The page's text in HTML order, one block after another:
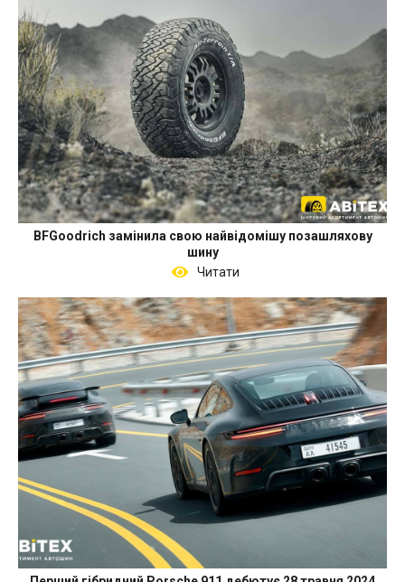
BFGoodrich замінила свою найвідомішу позашляхову
шину
Читати